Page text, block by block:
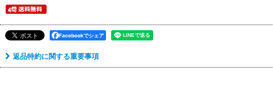
Facebookでシェア
返品特約に関する重要事項